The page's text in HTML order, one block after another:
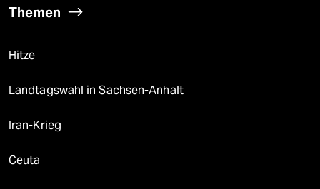
Themen
Hitze
Landtagswahl in Sachsen-Anhalt
Iran-Krieg
Ceuta